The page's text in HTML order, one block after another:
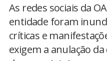
As redes sociais da
entidade foram
críticas e
exigem a anulação